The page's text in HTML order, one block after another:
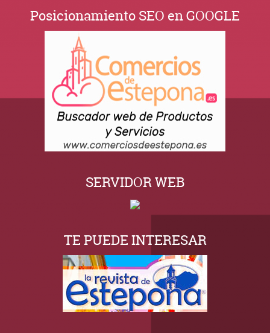
Posicionamiento SEO en GOOGLE
SERVIDOR WEB
TE PUEDE INTERESAR